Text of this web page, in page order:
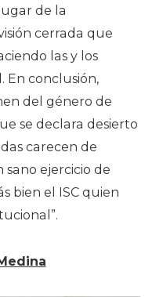
de la
cerrada que
las y los
En conclusión,
del género de
se declara desierto
carecen de
sano ejercicio de
bien el ISC quien